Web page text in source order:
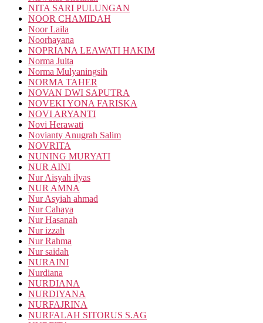
NITA SARI PULUNGAN
NOOR CHAMIDAH
Noor Laila
Noorhayana
NOPRIANA LEAWATI HAKIM
Norma Juita
Norma Mulyaningsih
NORMA TAHER
NOVAN DWI SAPUTRA
NOVEKI YONA FARISKA
NOVI ARYANTI
Novi Herawati
Novianty Anugrah Salim
NOVRITA
NUNING MURYATI
NUR AINI
Nur Aisyah ilyas
NUR AMNA
Nur Asyiah ahmad
Nur Cahaya
Nur Hasanah
Nur izzah
Nur Rahma
Nur saidah
NURAINI
Nurdiana
NURDIANA
NURDIYANA
NURFAJRINA
NURFALAH SITORUS S.AG